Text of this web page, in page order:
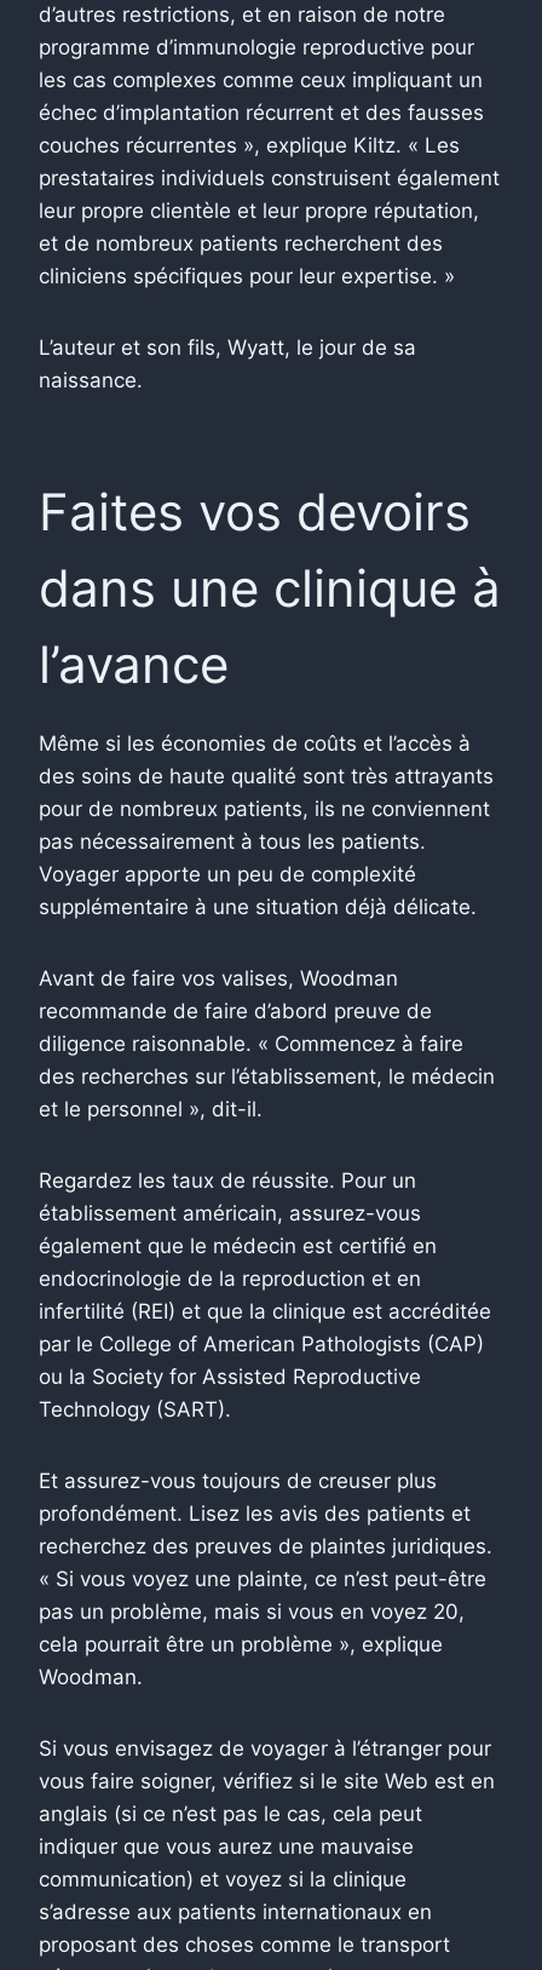
d’autres restrictions, et en raison de notre
programme d’immunologie reproductive pour
les cas complexes comme ceux impliquant un
échec d’implantation récurrent et des fausses
couches récurrentes », explique Kiltz. « Les
prestataires individuels construisent également
leur propre clientèle et leur propre réputation,
et de nombreux patients recherchent des
cliniciens spécifiques pour leur expertise. »
L’auteur et son fils, Wyatt, le jour de sa
naissance.
Faites vos devoirs
dans une clinique à
l’avance
Même si les économies de coûts et l’accès à
des soins de haute qualité sont très attrayants
pour de nombreux patients, ils ne conviennent
pas nécessairement à tous les patients.
Voyager apporte un peu de complexité
supplémentaire à une situation déjà délicate.
Avant de faire vos valises, Woodman
recommande de faire d’abord preuve de
diligence raisonnable. « Commencez à faire
des recherches sur l’établissement, le médecin
et le personnel », dit-il.
Regardez les taux de réussite. Pour un
établissement américain, assurez-vous
également que le médecin est certifié en
endocrinologie de la reproduction et en
infertilité (REI) et que la clinique est accréditée
par le College of American Pathologists (CAP)
ou la Society for Assisted Reproductive
Technology (SART).
Et assurez-vous toujours de creuser plus
profondément. Lisez les avis des patients et
recherchez des preuves de plaintes juridiques.
« Si vous voyez une plainte, ce n’est peut-être
pas un problème, mais si vous en voyez 20,
cela pourrait être un problème », explique
Woodman.
Si vous envisagez de voyager à l’étranger pour
vous faire soigner, vérifiez si le site Web est en
anglais (si ce n’est pas le cas, cela peut
indiquer que vous aurez une mauvaise
communication) et voyez si la clinique
s’adresse aux patients internationaux en
proposant des choses comme le transport